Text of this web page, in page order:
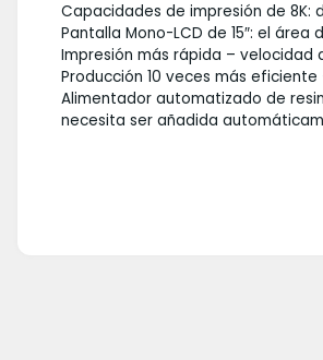
Capacidades de impresión de 8K:
Pantalla Mono-LCD de 15″: el
Impresión más rápida – velocidad
Producción 10 veces más
Alimentador automatizado de
necesita ser añadida